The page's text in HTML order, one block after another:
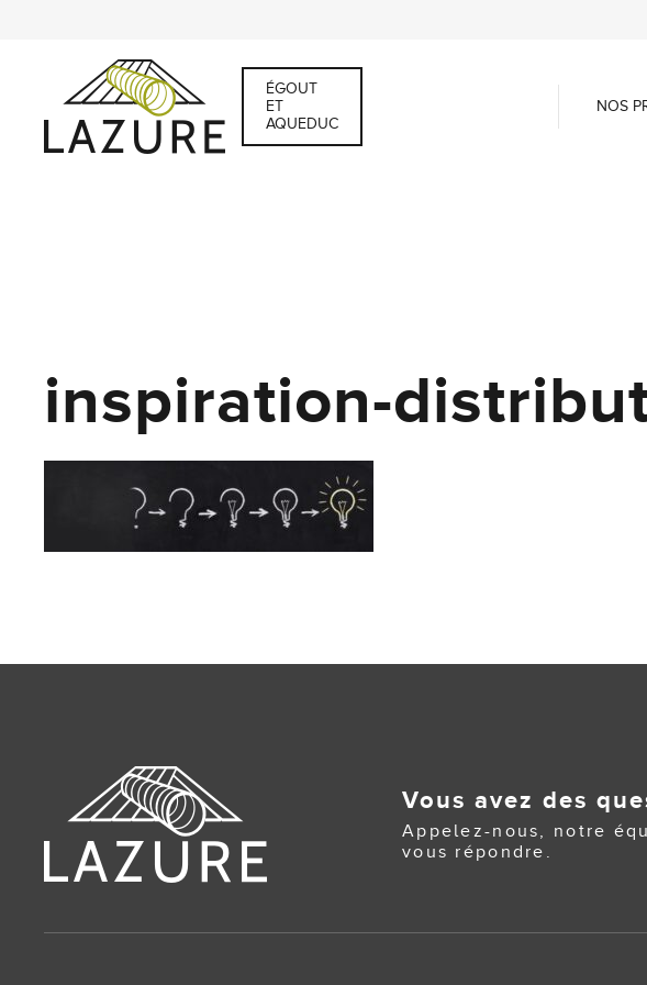
ÉGOUT
ET
AQUEDUC
NOS
inspiration-
Vous avez des
Appelez-nous, notre
vous répondre.